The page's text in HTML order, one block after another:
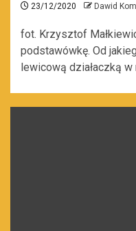
23/12/2020 Dawid
fot. Krzysztof
podstawówkę. Od
lewicową działaczką w